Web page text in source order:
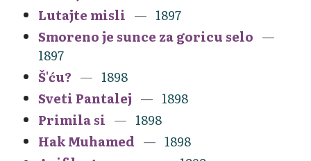
Lutajte misli
1897
Smoreno je sunce za goricu selo
1897
Š'ću?
1898
Sveti Pantalej
1898
Primila si
1898
Hak Muhamed
1898